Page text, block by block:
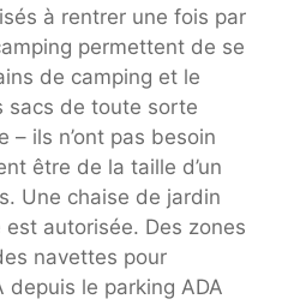
à rentrer une fois par
permettent de se
de camping et le
sacs de toute sorte
– ils n’ont pas besoin
être de la taille d’un
Une chaise de jardin
autorisée. Des zones
navettes pour
le parking ADA